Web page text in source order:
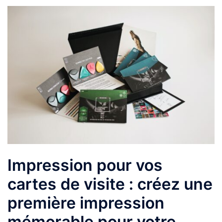
Impression pour vos
cartes de visite : créez une
première impression